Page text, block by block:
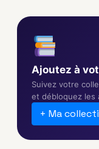
Ajoutez à
Suivez votre
et débloquez les
+ Ma